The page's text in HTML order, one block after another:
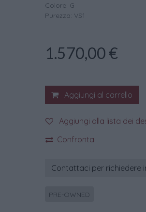
Colore: G
Purezza: VS1
1.570,00 €
Aggiungi al carrello
Aggiungi alla lista dei
Confronta
Contattaci per richiedere
PRE-OWNED